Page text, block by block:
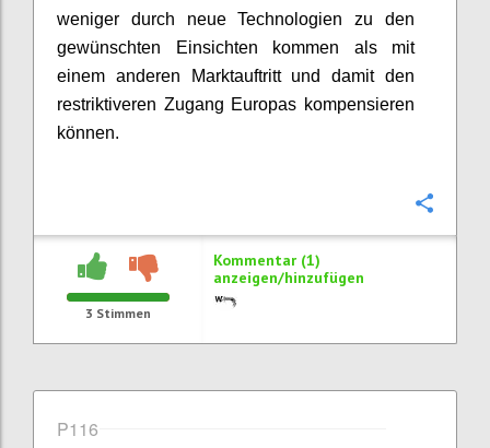
weniger durch neue Technologien zu den
gewünschten Einsichten kommen als mit
einem anderen Marktauftritt und damit den
restriktiveren Zugang Europas kompensieren
können.
3 Stimmen
Kommentar (1)
anzeigen/hinzufügen
P116